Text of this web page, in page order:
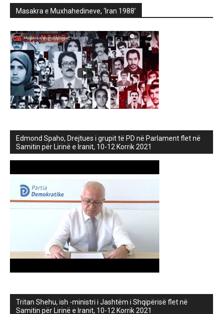
Masakra e Muxhahedineve, ‘Iran 1988’
Edmond Spaho, Drejtues i grupit të PD në Parlament flet në
Samitin për Lirinë e Iranit, 10-12 Korrik 2021
Tritan Shehu, ish -ministri i Jashtëm i Shqipërisë flet në
Samitin për Lirinë e Iranit, 10-12 Korrik 2021